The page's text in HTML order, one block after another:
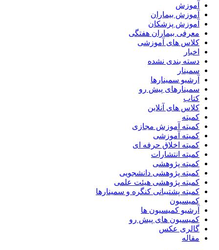
آموزش
آموزش بیماران
آموزش پزشکان
معرفی بیماران هفتگی
کلاس های آموزشی
اخبار
دسته بندی نشده
سمینار
آرشیو سمینارها
سمینارهای پیش رو
کتاب
کلاس های آنلاین
کمیته
کمیته آموزش مجازی
کمیته آموزشی
کمیته اخلاق حرفه ای
کمیته انتشارات
کمیته پژوهشی
کمیته پژوهشی دانشجویی
کمیته پژوهشی هیئت علمی
کمیته پشتیبانی کنگره و سمینارها
کمیسیون
آرشیو کمیسیون ها
کمیسیون های پیش رو
گالری عکس
مقاله